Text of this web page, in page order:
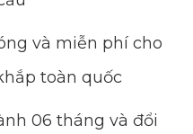
và miễn phí cho
toàn quốc
06 tháng và đổi